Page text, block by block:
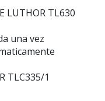
LUTHOR TL630
una vez
TLC335/1